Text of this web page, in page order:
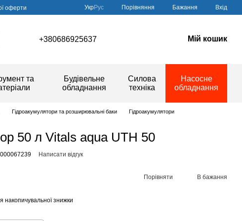
оферти
УкрРус Порівняння Бажання Вхід
+380686925637 Мій кошик
та
Будівельне
обладнання
Силова
техніка
Насосне
обладнання
Гідроакумулятори та розширювальні баки
Гідроакумулятори
50 л Vitals aqua UTH 50
Написати відгук
Порівняти В бажання
накопичувальної знижки